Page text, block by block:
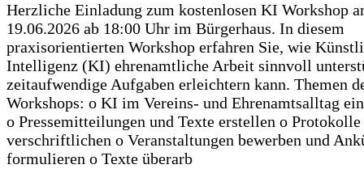
Herzliche Einladung zum kostenlosen KI Workshop
19.06.2026 ab 18:00 Uhr im Bürgerhaus. In diesem
praxisorientierten Workshop erfahren Sie, wie
Intelligenz (KI) ehrenamtliche Arbeit sinnvoll
zeitaufwendige Aufgaben erleichtern kann. Themen
Workshops: o KI im Vereins- und Ehrenamtsalltag
o Pressemitteilungen und Texte erstellen o
verschriftlichen o Veranstaltungen bewerben und
formulieren o Texte überarb